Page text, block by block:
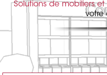
Solutions de mobiliers et
votre